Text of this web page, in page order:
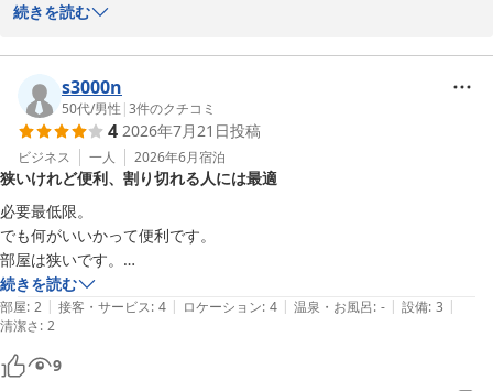
とうございます。
言葉を頂戴し、大変嬉しく拝読いたしました。
大塚駅からのアクセスや、周辺のコンビニ・飲食店の利便性につい
てもご満足いただけたようで何よりでございます。
また、12時チェックアウトでゆっくりお過ごしいただけたとのこと
について安心いたしました。
今後も快適にお過ごしいただけるよう努めてまいりますので、また
東京へお越しの際はぜひ当館をご利用くださいませ。スタッフ一
同、心よりお待ち申し上げております。
ホテルサンターガス大塚店
続きを読む
s3000n
50代/男性 |3件のクチコミ
4 2026年7月21日投稿
ビジネス 一人 2026年6月宿泊
狭いけれど便利、割り切れる人には最適
必要最低限。
でも何がいいかって便利です。
部屋は狭いです。
トイレも建物によってウォシュレット無し。
そんなの関係ない方にはハマるホテルです。
続きを読む
部屋: 2 | 接客・サービス: 4 | ロケーション: 4 | 温泉・お風呂: - | 設備: 3 |
清潔さ: 2
9